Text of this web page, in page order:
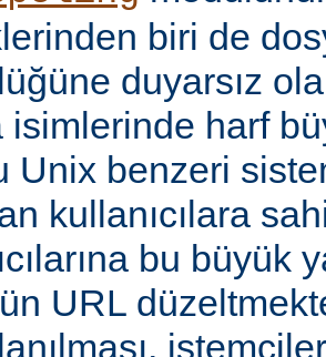
biri de
duyarsız
isimlerinde harf
Unix benzeri
kullanıcılara
bu büyük
URL